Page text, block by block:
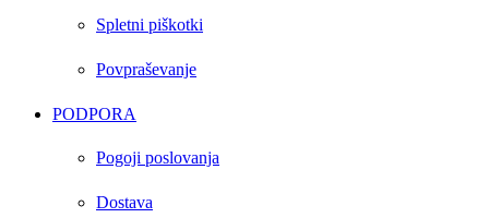
Spletni piškotki
Povpraševanje
PODPORA
Pogoji poslovanja
Dostava